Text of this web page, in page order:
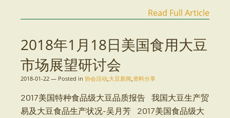
Read Full Article
2018年1月18日美国食用大豆
市场展望研讨会
2018-01-22 — Posted in 协会活动 大豆新闻 资料分享
2017美国特种食品级大豆品质报告 我国大豆生产贸
易及大豆食品生产状况-吴月芳 2017美国食品级大